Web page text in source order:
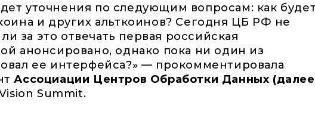
уточнения по следующим вопросам: как
и других альткоинов? Сегодня ЦБ РФ не
за это отвечать первая российская
анонсировано, однако пока ни один из
ее интерфейса?» — прокомментировала
Ассоциации Центров Обработки Данных (далее
Summit.